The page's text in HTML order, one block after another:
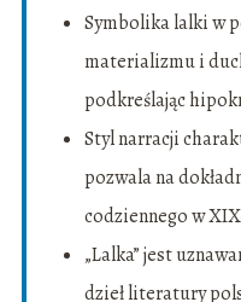
Symbolika lalki w
materializmu i
podkreślając
Styl narracji
pozwala na
codziennego w
„Lalka” jest
dzieł literatury